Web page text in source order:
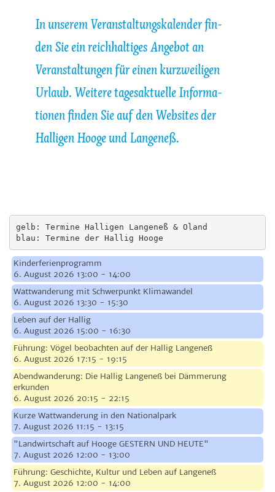
In un­se­rem Ver­an­stal­tungs­ka­len­der ﬁn­
den Sie ein reich­hal­ti­ges An­ge­bot an
Ver­an­stal­tun­gen für ei­nen kurz­wei­li­gen
Ur­laub. Wei­te­re ta­ges­ak­tu­el­le In­for­ma­
tio­nen ﬁn­den Sie auf den Web­sites der
Hal­li­gen Hoo­ge und Lan­ge­neß.
gelb: Termine Halligen Langeneß & Oland
blau: Termine der Hallig Hooge
Kinderferienprogramm
6. August 2026 13:00 - 14:00
Wattwanderung mit Schwerpunkt Klimawandel
6. August 2026 13:30 - 15:30
Leben auf der Hallig
6. August 2026 15:00 - 16:30
Führung: Vögel beobachten auf der Hallig Langeneß
6. August 2026 17:15 - 19:15
Abendwanderung: Die Hallig Langeneß bei Dämmerung
erkunden
6. August 2026 20:15 - 22:15
Kurze Wattwanderung in den Nationalpark
7. August 2026 11:15 - 13:15
"Landwirtschaft auf Hooge GESTERN UND HEUTE"
7. August 2026 12:00 - 13:00
Führung: Geschichte, Kultur und Leben auf Langeneß
7. August 2026 12:00 - 14:00